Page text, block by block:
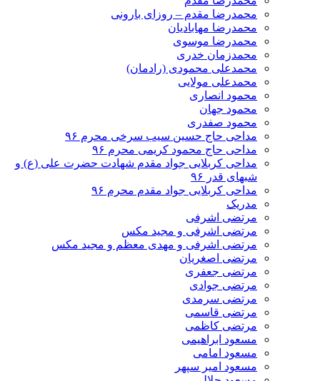
محمدرضا مقدم – روزای بارونی
محمدرضا مهابادیان
محمدرضا موسوی
محمدزمان خدری
محمدعلی محمودی (رادمان)
محمدعلی مولایی
محمود انصاری
محمود جهان
محمود صفدری
مداحی حاج حسین سیب سرخی محرم ۹۶
مداحی حاج محمود کریمی محرم ۹۶
مداحی کربلایی جواد مقدم شهادت حضرت علی (ع) و
شبهای قدر ۹۶
مداحی کربلایی جواد مقدم محرم ۹۶
مدریک
مرتضی اشرفی
مرتضی اشرفی و مجید مکس
مرتضی اشرفی و مهدی معظم و مجید مکس
مرتضی اصغریان
مرتضی جعفری
مرتضی جوادی
مرتضی سرمدی
مرتضی قاسمی
مرتضی کاظمی
مسعود ابراهیمی
مسعود امامی
مسعود امیر سپهر